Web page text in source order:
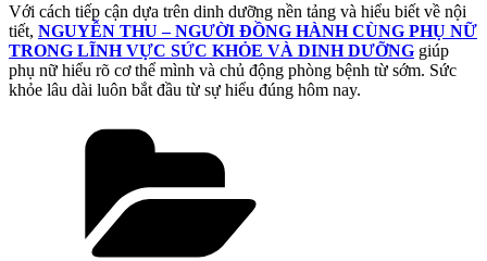
Với cách tiếp cận dựa trên dinh dưỡng nền tảng và hiểu biết về nội
tiết, NGUYỄN THU – NGƯỜI ĐỒNG HÀNH CÙNG PHỤ NỮ
TRONG LĨNH VỰC SỨC KHỎE VÀ DINH DƯỠNG giúp
phụ nữ hiểu rõ cơ thể mình và chủ động phòng bệnh từ sớm. Sức
khỏe lâu dài luôn bắt đầu từ sự hiểu đúng hôm nay.